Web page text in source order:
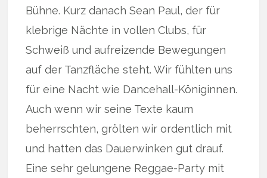
Bühne. Kurz danach Sean Paul, der für
klebrige Nächte in vollen Clubs, für
Schweiß und aufreizende Bewegungen
auf der Tanzfläche steht. Wir fühlten uns
für eine Nacht wie Dancehall-Königinnen.
Auch wenn wir seine Texte kaum
beherrschten, grölten wir ordentlich mit
und hatten das Dauerwinken gut drauf.
Eine sehr gelungene Reggae-Party mit